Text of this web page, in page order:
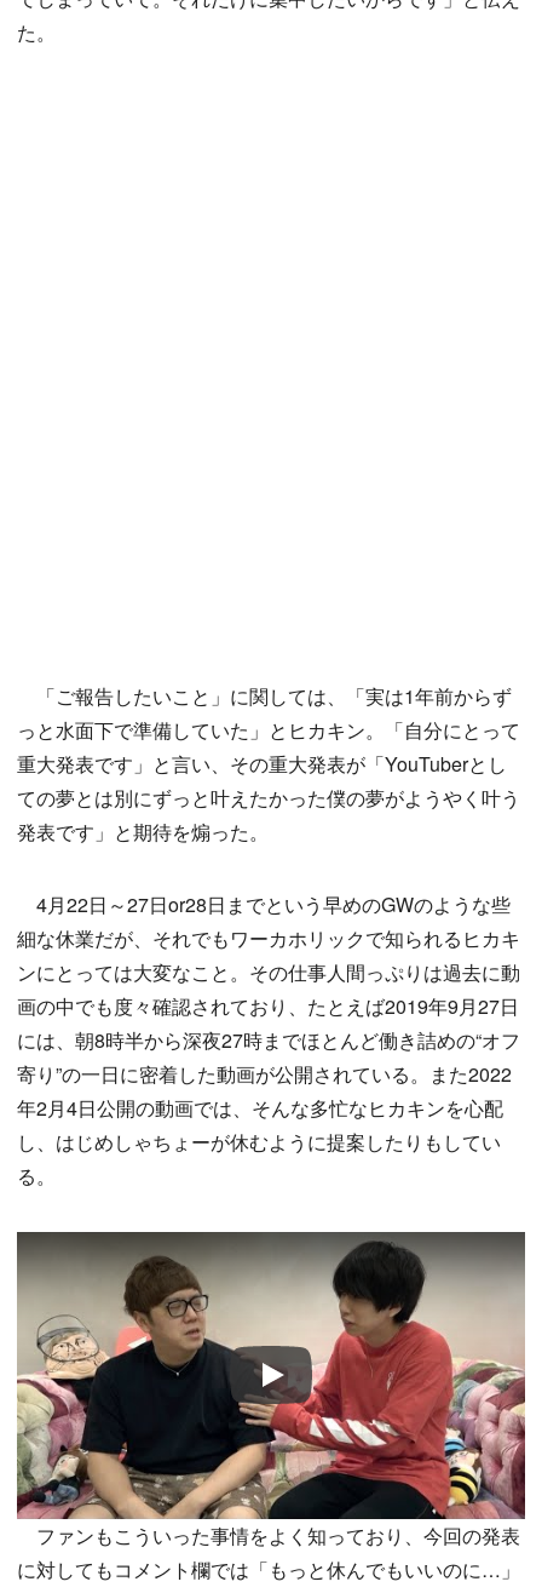
た。
「ご報告したいこと」に関しては、「実は1年前からず
っと水面下で準備していた」とヒカキン。「自分にとって
重大発表です」と言い、その重大発表が「YouTuberとし
ての夢とは別にずっと叶えたかった僕の夢がようやく叶う
発表です」と期待を煽った。
4月22日～27日or28日までという早めのGWのような些
細な休業だが、それでもワーカホリックで知られるヒカキ
ンにとっては大変なこと。その仕事人間っぷりは過去に動
画の中でも度々確認されており、たとえば2019年9月27日
には、朝8時半から深夜27時までほとんど働き詰めの“オフ
寄り”の一日に密着した動画が公開されている。また2022
年2月4日公開の動画では、そんな多忙なヒカキンを心配
し、はじめしゃちょーが休むように提案したりもしてい
る。
Play
ファンもこういった事情をよく知っており、今回の発表
に対してもコメント欄では「もっと休んでもいいのに…」